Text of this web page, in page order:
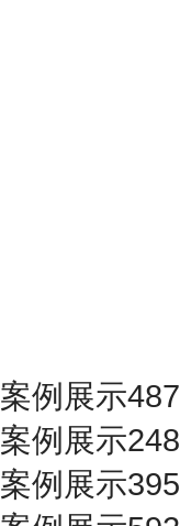
案例展示
案例展示
案例展示